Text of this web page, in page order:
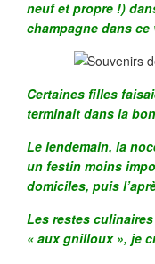
neuf et propre !)
champagne dans ce
Certaines filles
terminait dans la
Le lendemain, la
un festin moins
domiciles, puis
Les restes
« aux gnilloux », je